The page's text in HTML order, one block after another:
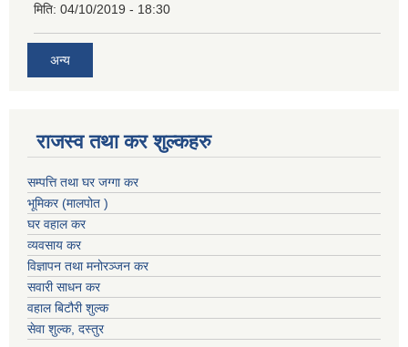
मिति: 04/10/2019 - 18:30
अन्य
राजस्व तथा कर शुल्कहरु
सम्पत्ति तथा घर जग्गा कर
भूमिकर (मालपोत )
घर वहाल कर
व्यवसाय कर
विज्ञापन तथा मनोरञ्जन कर
सवारी साधन कर
वहाल बिटौरी शुल्क
सेवा शुल्क, दस्तुर